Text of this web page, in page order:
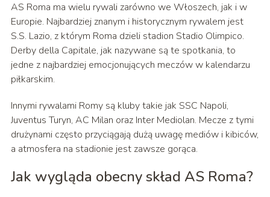
AS Roma ma wielu rywali zarówno we Włoszech, jak i w
Europie. Najbardziej znanym i historycznym rywalem jest
S.S. Lazio, z którym Roma dzieli stadion Stadio Olimpico.
Derby della Capitale, jak nazywane są te spotkania, to
jedne z najbardziej emocjonujących meczów w kalendarzu
piłkarskim.
Innymi rywalami Romy są kluby takie jak SSC Napoli,
Juventus Turyn, AC Milan oraz Inter Mediolan. Mecze z tymi
drużynami często przyciągają dużą uwagę mediów i kibiców,
a atmosfera na stadionie jest zawsze gorąca.
Jak wygląda obecny skład AS Roma?